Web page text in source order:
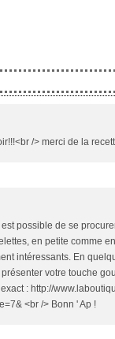
/> merci de la
possible de se
en petite comme
intéressants. En
votre touche
: http://
<br /> Bonn ' Ap !